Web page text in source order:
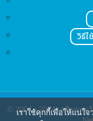
วิธีใ
© 2004 - 2024เครือข่าย
เราใช้คุกกี้เพื่อให้แน่ใ